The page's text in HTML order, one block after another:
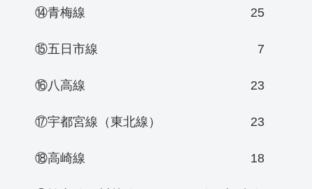
⑭青梅線 25
⑮五日市線 7
⑯八高線 23
⑰宇都宮線（東北線） 23
⑱高崎線 18